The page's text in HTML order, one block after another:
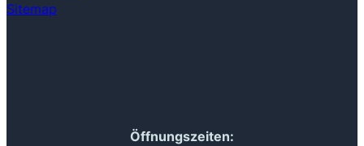
Sitemap
Öffnungszeiten: